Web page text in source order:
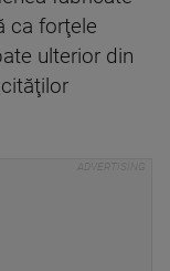
ca forţele
ulterior din